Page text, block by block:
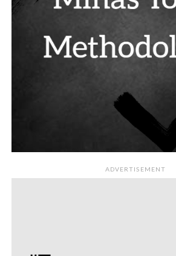
ADVERTISEMENT